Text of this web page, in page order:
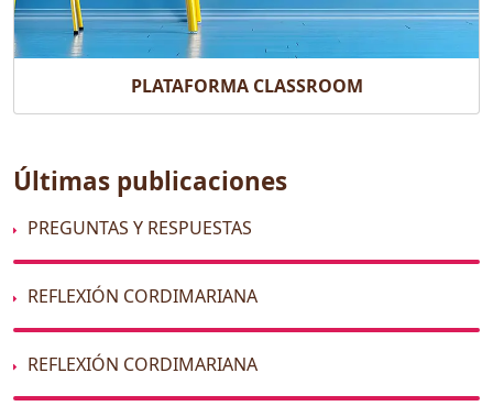
PLATAFORMA CLASSROOM
Últimas publicaciones
PREGUNTAS Y RESPUESTAS
REFLEXIÓN CORDIMARIANA
REFLEXIÓN CORDIMARIANA